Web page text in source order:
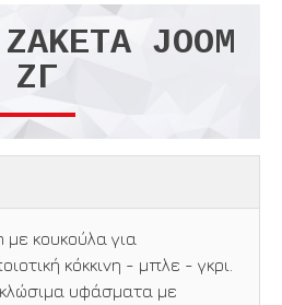
JOOM
ΖΓ
με κουκούλα για
κόκκινη - μπλε - γκρι.
υφάσματα με